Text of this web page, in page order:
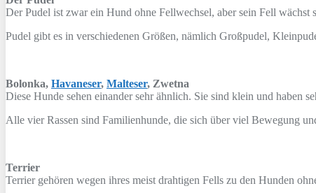
Der Pudel ist zwar ein Hund ohne Fellwechsel, aber sein Fell
Pudel gibt es in verschiedenen Größen, nämlich Großpudel,
Bolonka, Havaneser, Malteser, Zwetna
Diese Hunde sehen einander sehr ähnlich. Sie sind klein und haben
Alle vier Rassen sind Familienhunde, die sich über viel Bewegung
Terrier
Terrier gehören wegen ihres meist drahtigen Fells zu den Hunden